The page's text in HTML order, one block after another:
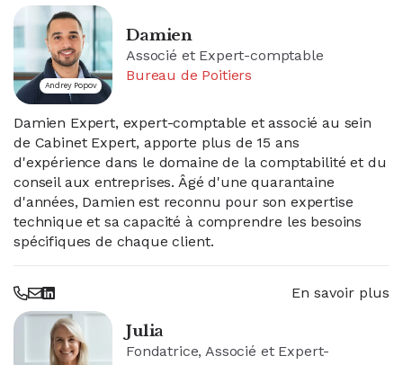
Andrey Popov
Damien
Associé et Expert-comptable
Bureau de Poitiers
Damien Expert, expert-comptable et associé au sein
de Cabinet Expert, apporte plus de 15 ans
d'expérience dans le domaine de la comptabilité et du
conseil aux entreprises. Âgé d'une quarantaine
d'années, Damien est reconnu pour son expertise
technique et sa capacité à comprendre les besoins
spécifiques de chaque client.
En savoir plus
Julia
Fondatrice, Associé et Expert-